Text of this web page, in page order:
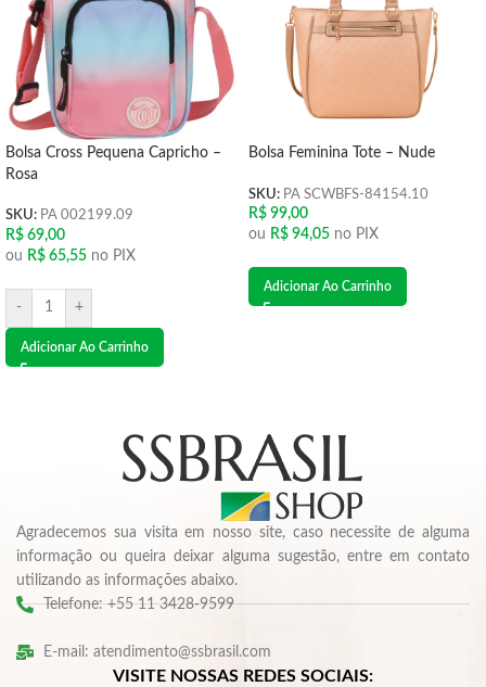
Bolsa Cross Pequena Capricho –
Rosa
SKU: PA 002199.09
R$ 69,00
ou R$ 65,55 no PIX
- +
Adicionar Ao Carrinho
Bolsa Feminina Tote – Nude
SKU: PA SCWBFS-84154.10
R$ 99,00
ou R$ 94,05 no PIX
Adicionar Ao Carrinho
Agradecemos sua visita em nosso site, caso necessite de alguma
informação ou queira deixar alguma sugestão, entre em contato
utilizando as informações abaixo.
Telefone: +55 11 3428-9599
E-mail: atendimento@ssbrasil.com
VISITE NOSSAS REDES SOCIAIS: